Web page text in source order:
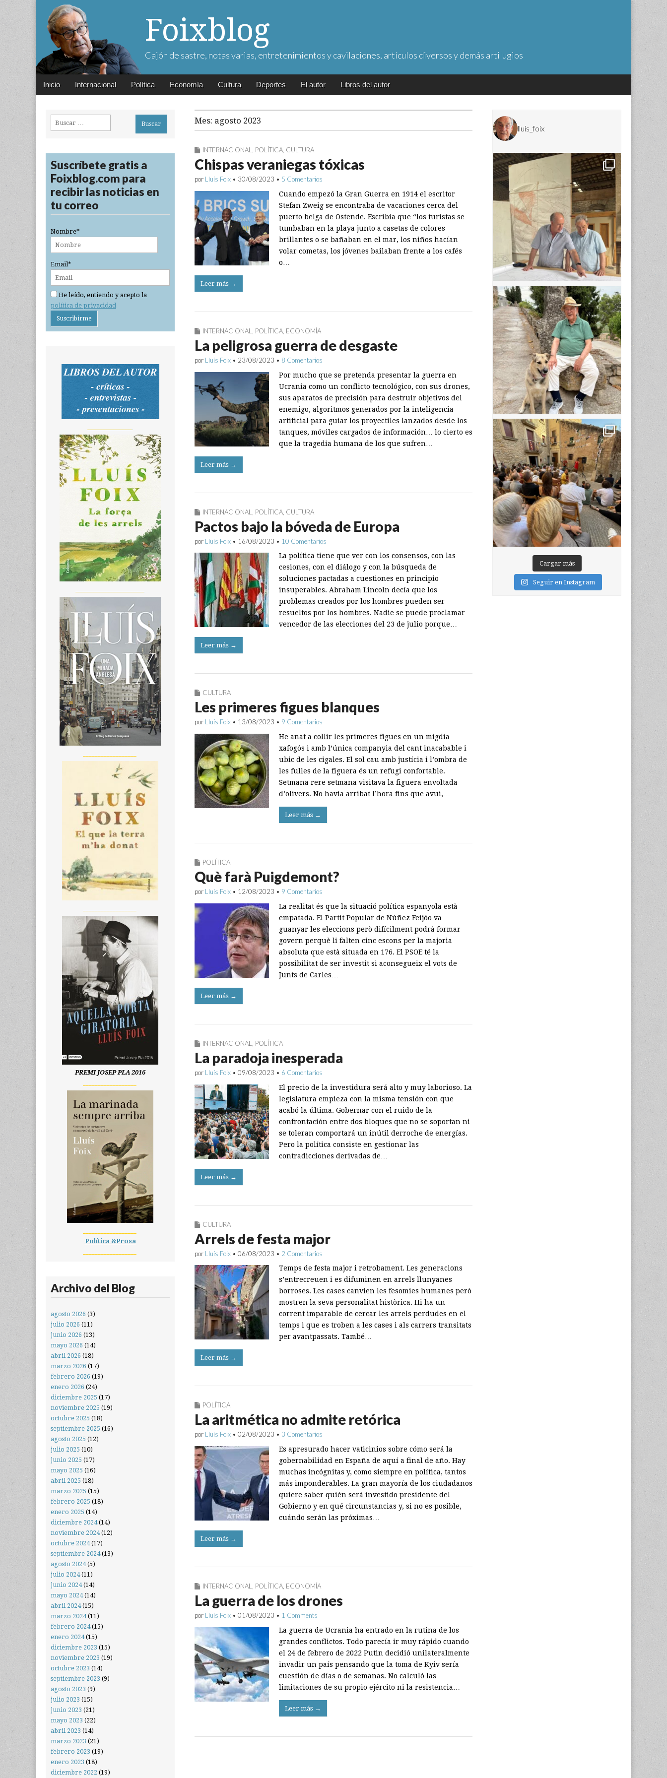
Foixblog
Cajón de sastre, notas varias, entretenimientos y cavilaciones, artículos diversos y demás artilugios
Main
Skip
Inicio Internacional Política Economía Cultura Deportes El autor Libros del autor
Mes: agosto 2023
INTERNACIONAL POLÍTICA CULTURA
Chispas veraniegas tóxicas
por Lluís Foix • 30/08/2023 • 5 Comentarios
Cuando empezó la Gran Guerra en 1914 el escritor
Stefan Zweig se encontraba de vacaciones cerca del
puerto belga de Ostende. Escribía que “los turistas se
tumbaban en la playa junto a casetas de colores
brillantes o se bañaban en el mar, los niños hacían
volar cometas, los jóvenes bailaban frente a los cafés
o…
Leer más →
INTERNACIONAL POLÍTICA ECONOMÍA
La peligrosa guerra de desgaste
por Lluís Foix • 23/08/2023 • 8 Comentarios
Por mucho que se pretenda presentar la guerra en
Ucrania como un conflicto tecnológico, con sus drones,
sus aparatos de precisión para destruir objetivos del
enemigo, algoritmos generados por la inteligencia
artificial para guiar los proyectiles lanzados desde los
tanques, móviles cargados de información… lo cierto es
que la tragedia humana de los que sufren…
Leer más →
INTERNACIONAL POLÍTICA CULTURA
Pactos bajo la bóveda de Europa
por Lluís Foix • 16/08/2023 • 10 Comentarios
La política tiene que ver con los consensos, con las
cesiones, con el diálogo y con la búsqueda de
soluciones pactadas a cuestiones en principio
insuperables. Abraham Lincoln decía que los
problemas creados por los hombres pueden ser
resueltos por los hombres. Nadie se puede proclamar
vencedor de las elecciones del 23 de julio porque…
Leer más →
CULTURA
Les primeres figues blanques
por Lluís Foix • 13/08/2023 • 9 Comentarios
He anat a collir les primeres figues en un migdia
xafogós i amb l’única companyia del cant inacabable i
ubic de les cigales. El sol cau amb justícia i l’ombra de
les fulles de la figuera és un refugi confortable.
Setmana rere setmana visitava la figuera envoltada
d’olivers. No havia arribat l’hora fins que avui,…
Leer más →
POLÍTICA
Què farà Puigdemont?
por Lluís Foix • 12/08/2023 • 9 Comentarios
La realitat és que la situació política espanyola està
empatada. El Partit Popular de Núñez Feijóo va
guanyar les eleccions però difícilment podrà formar
govern perquè li falten cinc escons per la majoria
absoluta que està situada en 176. El PSOE té la
possibilitat de ser investit si aconsegueix el vots de
Junts de Carles…
Leer más →
INTERNACIONAL POLÍTICA
La paradoja inesperada
por Lluís Foix • 09/08/2023 • 6 Comentarios
El precio de la investidura será alto y muy laborioso. La
legislatura empieza con la misma tensión con que
acabó la última. Gobernar con el ruido de la
confrontación entre dos bloques que no se soportan ni
se toleran comportará un inútil derroche de energías.
Pero la política consiste en gestionar las
contradicciones derivadas de…
Leer más →
CULTURA
Arrels de festa major
por Lluís Foix • 06/08/2023 • 2 Comentarios
Temps de festa major i retrobament. Les generacions
s’entrecreuen i es difuminen en arrels llunyanes
borroses. Les cases canvien les fesomies humanes però
mostren la seva personalitat històrica. Hi ha un
corrent imparable de cercar les arrels perdudes en el
temps i que es troben a les cases i als carrers transitats
per avantpassats. També…
Leer más →
POLÍTICA
La aritmética no admite retórica
por Lluís Foix • 02/08/2023 • 3 Comentarios
Es apresurado hacer vaticinios sobre cómo será la
gobernabilidad en España de aquí a final de año. Hay
muchas incógnitas y, como siempre en política, tantos
más imponderables. La gran mayoría de los ciudadanos
quiere saber quién será investido presidente del
Gobierno y en qué circunstancias y, si no es posible,
cuándo serán las próximas…
Leer más →
INTERNACIONAL, POLÍTICA, ECONOMÍA
La guerra de los drones
por Lluís Foix • 01/08/2023 • 1 Comments
La guerra de Ucrania ha entrado en la rutina de los
grandes conflictos. Todo parecía ir muy rápido cuando
el 24 de febrero de 2022 Putin decidió unilateralmente
invadir un país pensando que la toma de Kyiv sería
cuestión de días o de semanas. No calculó las
limitaciones de su propio ejército ni la resistencia…
Leer más →
Buscar:
Suscríbete gratis a
Foixblog.com para
recibir las noticias en
tu correo
Nombre*
Email*
He leído, entiendo y acepto la
política de privacidad
PREMI JOSEP PLA 2016
Política &Prosa
Archivo del Blog
agosto 2026 (3)
julio 2026 (11)
junio 2026 (13)
mayo 2026 (14)
abril 2026 (18)
marzo 2026 (17)
febrero 2026 (19)
enero 2026 (24)
diciembre 2025 (17)
noviembre 2025 (19)
octubre 2025 (18)
septiembre 2025 (16)
agosto 2025 (12)
julio 2025 (10)
junio 2025 (17)
mayo 2025 (16)
abril 2025 (18)
marzo 2025 (15)
febrero 2025 (18)
enero 2025 (14)
diciembre 2024(14)
noviembre 2024(12)
octubre 2024(17)
septiembre 2024(13)
agosto 2024(5)
julio 2024(11)
junio 2024(14)
mayo 2024(14)
abril 2024(15)
marzo 2024(11)
febrero 2024(15)
enero 2024(15)
diciembre 2023 (15)
noviembre 2023 (19)
octubre 2023 (14)
septiembre 2023 (9)
agosto 2023 (9)
julio 2023 (15)
junio 2023 (21)
mayo 2023 (22)
abril 2023 (14)
marzo 2023 (21)
febrero 2023 (19)
enero 2023 (18)
diciembre 2022 (19)
lluis_foix
Cargar más
Seguir en Instagram